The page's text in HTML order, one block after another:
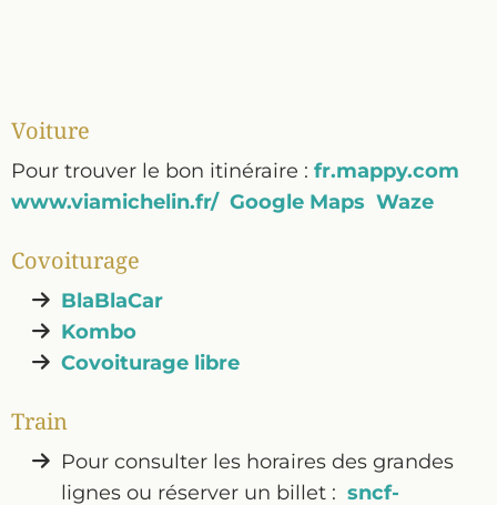
Voiture
Pour trouver le bon itinéraire : fr.mappy.com
www.viamichelin.fr/ Google Maps Waze
Covoiturage
BlaBlaCar
Kombo
Covoiturage libre
Train
Pour consulter les horaires des grandes
lignes ou réserver un billet : sncf-